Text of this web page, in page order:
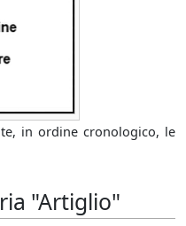
in ordine cronologico, le
"Artiglio"